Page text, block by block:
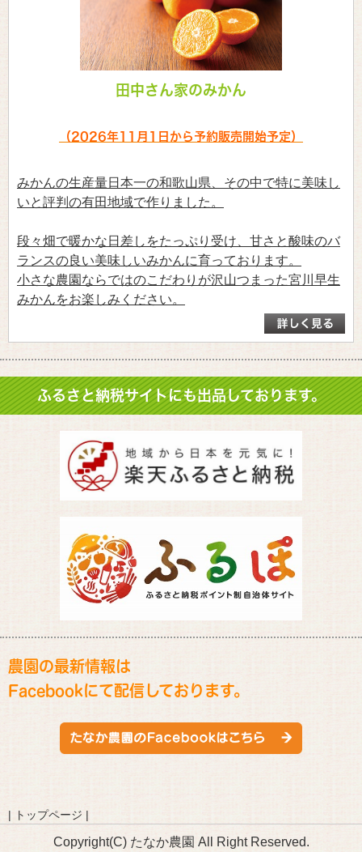
田中さん家のみかん
（2026年11月1日から予約販売開始予定）
みかんの生産量日本一の和歌山県、その中で特に美味し
いと評判の有田地域で作りました。
段々畑で暖かな日差しをたっぷり受け、甘さと酸味のバ
ランスの良い美味しいみかんに育っております。
小さな農園ならではのこだわりが沢山つまった宮川早生
みかんをお楽しみください。
ふるさと納税サイトにも出品しております。
農園の最新情報は
Facebookにて配信しております。
| トップページ |
Copyright(C) たなか農園 All Right Reserved.